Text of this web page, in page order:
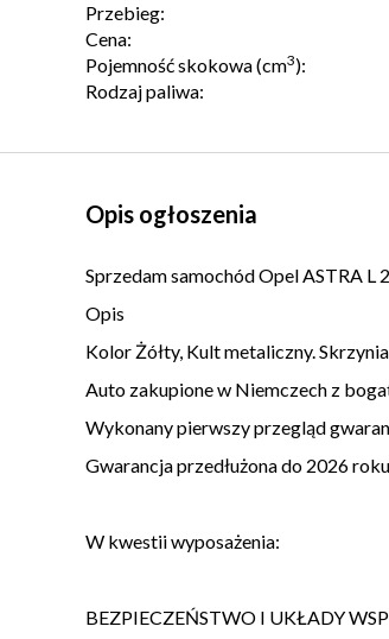
Przebieg:
Cena:
Pojemność skokowa (cm3):
Rodzaj paliwa:
Opis ogłoszenia
Sprzedam samochód Opel ASTRA L
Opis
Kolor Żółty, Kult metaliczny.
Auto zakupione w Niemczech z
Wykonany pierwszy przegląd
Gwarancja przedłużona do 2026
W kwestii wyposażenia:
BEZPIECZEŃSTWO I UKŁADY